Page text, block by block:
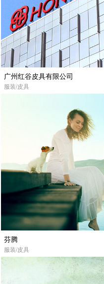
广州红谷皮具有限公司
服装/皮具
芬腾
服装/皮具